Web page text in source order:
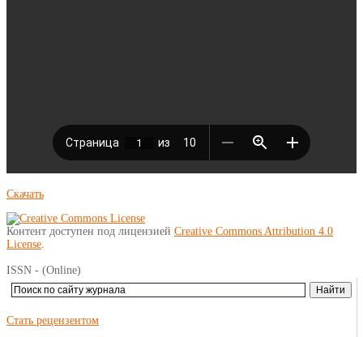
Скачать
Контент доступен под лицензией Creative Commons Attribution 4.0
License
ISSN - (Online)
Стать рецензентом